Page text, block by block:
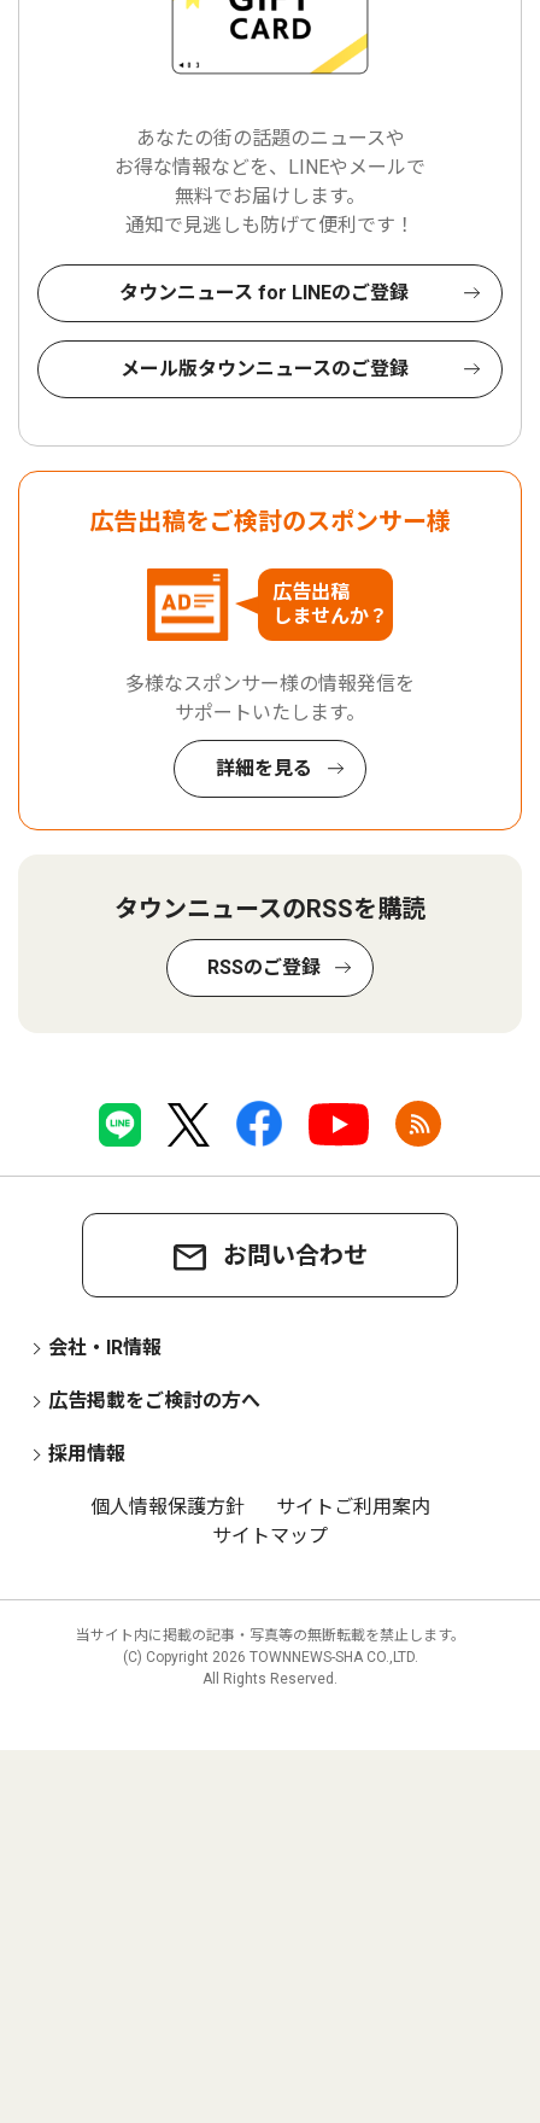
あなたの街の話題のニュースや
お得な情報などを、LINEやメールで
無料でお届けします。
通知で見逃しも防げて便利です！
タウンニュース for LINEのご登録
メール版タウンニュースのご登録
広告出稿をご検討のスポンサー様
広告出稿
しませんか？
多様なスポンサー様の情報発信を
サポートいたします。
詳細を見る
タウンニュースのRSSを購読
RSSのご登録
お問い合わせ
会社・IR情報
広告掲載をご検討の方へ
採用情報
個人情報保護方針
サイトご利用案内
サイトマップ
当サイト内に掲載の記事・写真等の無断転載を禁止します。
(C) Copyright 2026 TOWNNEWS-SHA CO.,LTD.
All Rights Reserved.